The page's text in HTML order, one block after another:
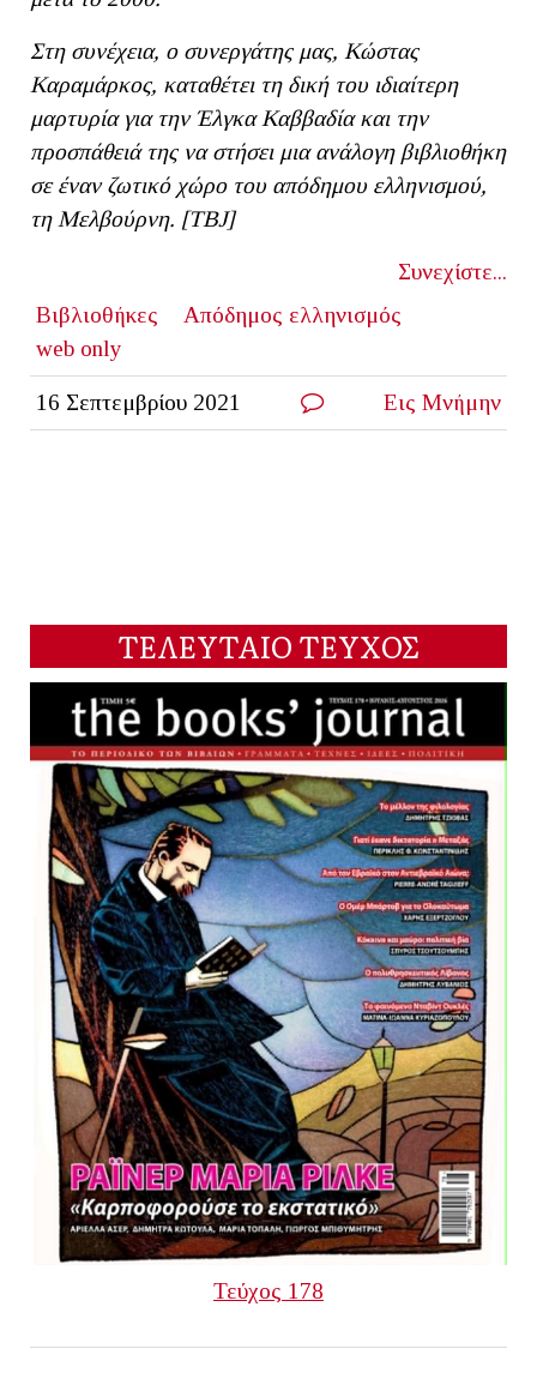
Στη συνέχεια, ο συνεργάτης μας, Κώστας
Καραμάρκος, καταθέτει τη δική του ιδιαίτερη
μαρτυρία για την Έλγκα Καββαδία και την
προσπάθειά της να στήσει μια ανάλογη βιβλιοθήκη
σε έναν ζωτικό χώρο του απόδημου ελληνισμού,
τη Μελβούρνη. [ΤΒJ]
Συνεχίστε...
Βιβλιοθήκες
Απόδημος ελληνισμός
web only
16 Σεπτεμβρίου 2021 Εις Μνήμην
ΤΕΛΕΥΤΑΙΟ ΤΕΥΧΟΣ
Τεύχος 178